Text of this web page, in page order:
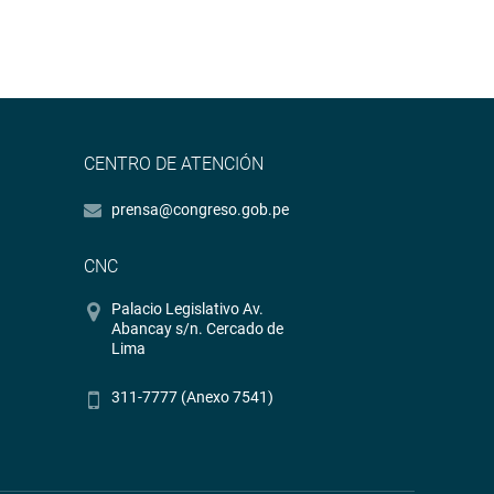
CENTRO DE ATENCIÓN
prensa@congreso.gob.pe
CNC
Palacio Legislativo Av.
Abancay s/n. Cercado de
Lima
311-7777 (Anexo 7541)